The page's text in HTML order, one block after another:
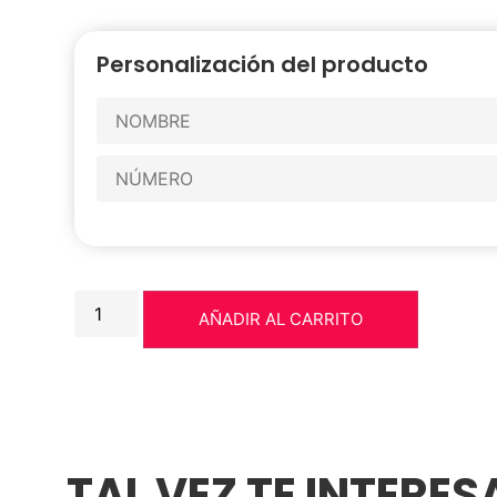
Personalización del producto
AÑADIR AL CARRITO